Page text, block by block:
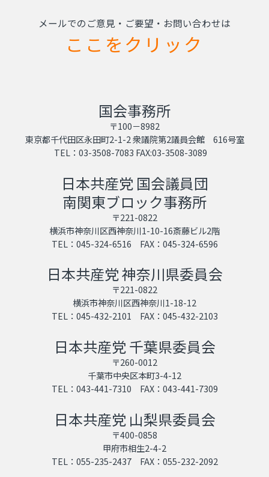
メールでのご意見・ご要望・お問い合わせは
ここをクリック
国会事務所
〒100－8982
東京都千代田区永田町2-1-2 衆議院第2議員会館 616号室
TEL：03-3508-7083 FAX:03-3508-3089
日本共産党 国会議員団
南関東ブロック事務所
〒221-0822
横浜市神奈川区西神奈川1-10-16斎藤ビル2階
TEL：045-324-6516 FAX：045-324-6596
日本共産党 神奈川県委員会
〒221-0822
横浜市神奈川区西神奈川1-18-12
TEL：045-432-2101 FAX：045-432-2103
日本共産党 千葉県委員会
〒260-0012
千葉市中央区本町3-4-12
TEL：043-441-7310 FAX：043-441-7309
日本共産党 山梨県委員会
〒400-0858
甲府市相生2-4-2
TEL：055-235-2437 FAX：055-232-2092